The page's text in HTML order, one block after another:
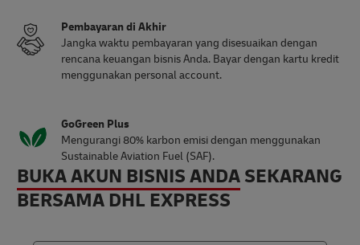
Pembayaran di Akhir
Jangka waktu pembayaran yang disesuaikan dengan
rencana keuangan bisnis Anda. Bayar dengan kartu kredit
menggunakan personal account.
GoGreen Plus
Mengurangi 80% karbon emisi dengan menggunakan
Sustainable Aviation Fuel (SAF).
BUKA AKUN BISNIS ANDA SEKARANG
BERSAMA DHL EXPRESS